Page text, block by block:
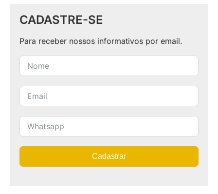
CADASTRE-SE
Para receber nossos informativos por email.
Cadastrar